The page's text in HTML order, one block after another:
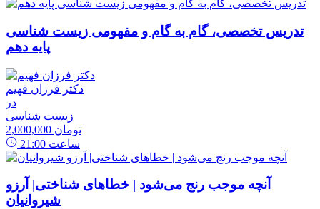
تدریس تخصصی، گام به گام و مفهومی زیست شناسی
پایه دهم
دکتر فرزان فهیم
در
زیست شناسی
2,000,000 تومان
21:00 ساعت
آنچه موجب رنج می‌شود | خطاهای شناختی| آرزو
شیروانیان